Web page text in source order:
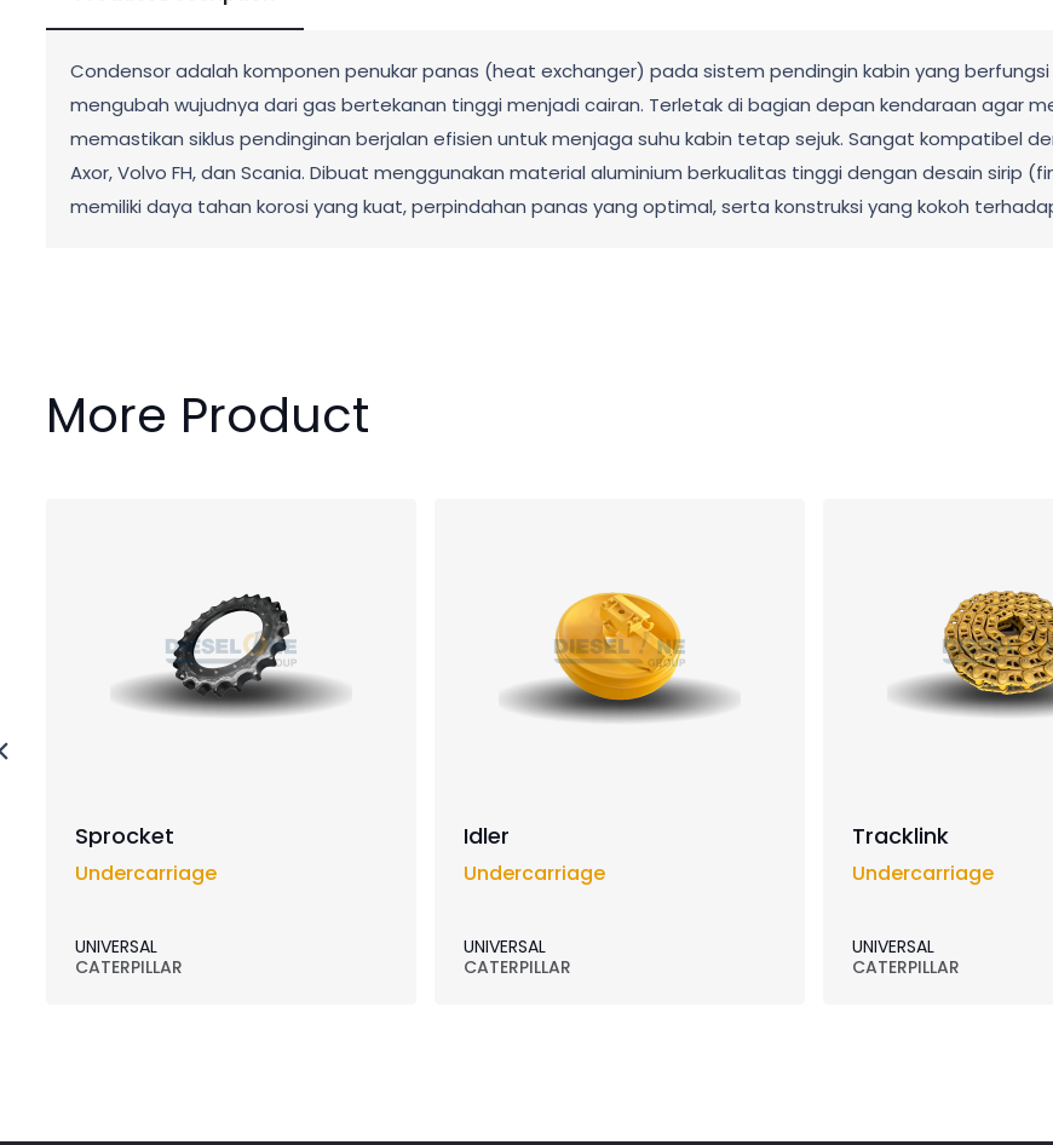
Condensor adalah komponen penukar panas (heat exchanger) pada sistem pendingin kabin yang
mengubah wujudnya dari gas bertekanan tinggi menjadi cairan. Terletak di bagian depan kendaraan agar
memastikan siklus pendinginan berjalan efisien untuk menjaga suhu kabin tetap sejuk. Sangat kompatibel
Axor, Volvo FH, dan Scania. Dibuat menggunakan material aluminium berkualitas tinggi dengan desain sirip
memiliki daya tahan korosi yang kuat, perpindahan panas yang optimal, serta konstruksi yang kokoh
More Product
Sprocket
Undercarriage
UNIVERSAL
CATERPILLAR
Idler
Undercarriage
UNIVERSAL
CATERPILLAR
Tracklink
Undercarriage
UNIVERSAL
CATERPILLAR